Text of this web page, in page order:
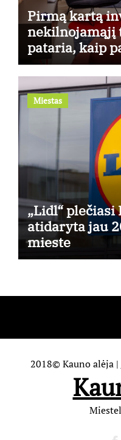
Pirmą kartą
nekilnojamąjį
pataria, kaip
kuris
Miestas
„Lidl“ plečiasi
atidaryta jau
mieste
2018© Kauno alėja |